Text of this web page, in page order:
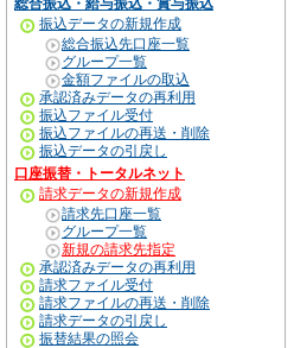
総合振込・給与振込・賞与振込
振込データの新規作成
総合振込先口座一覧
グループ一覧
金額ファイルの取込
承認済みデータの再利用
振込ファイル受付
振込ファイルの再送・削除
振込データの引戻し
口座振替・トータルネット
請求データの新規作成
請求先口座一覧
グループ一覧
新規の請求先指定
承認済みデータの再利用
請求ファイル受付
請求ファイルの再送・削除
請求データの引戻し
振替結果の照会